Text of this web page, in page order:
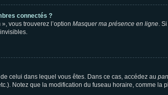
connectés ?
vous trouverez l’option Masquer ma présence en ligne.
celui dans lequel vous êtes. Dans ce cas, accédez au
Notez que la modification du fuseau horaire, comme la